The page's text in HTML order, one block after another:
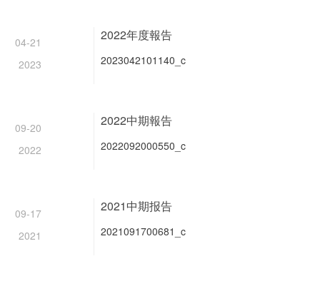
2022年度報告
04-21
2023
2023042101140_c
2022中期報告
09-20
2022
2022092000550_c
2021中期报告
09-17
2021
2021091700681_c